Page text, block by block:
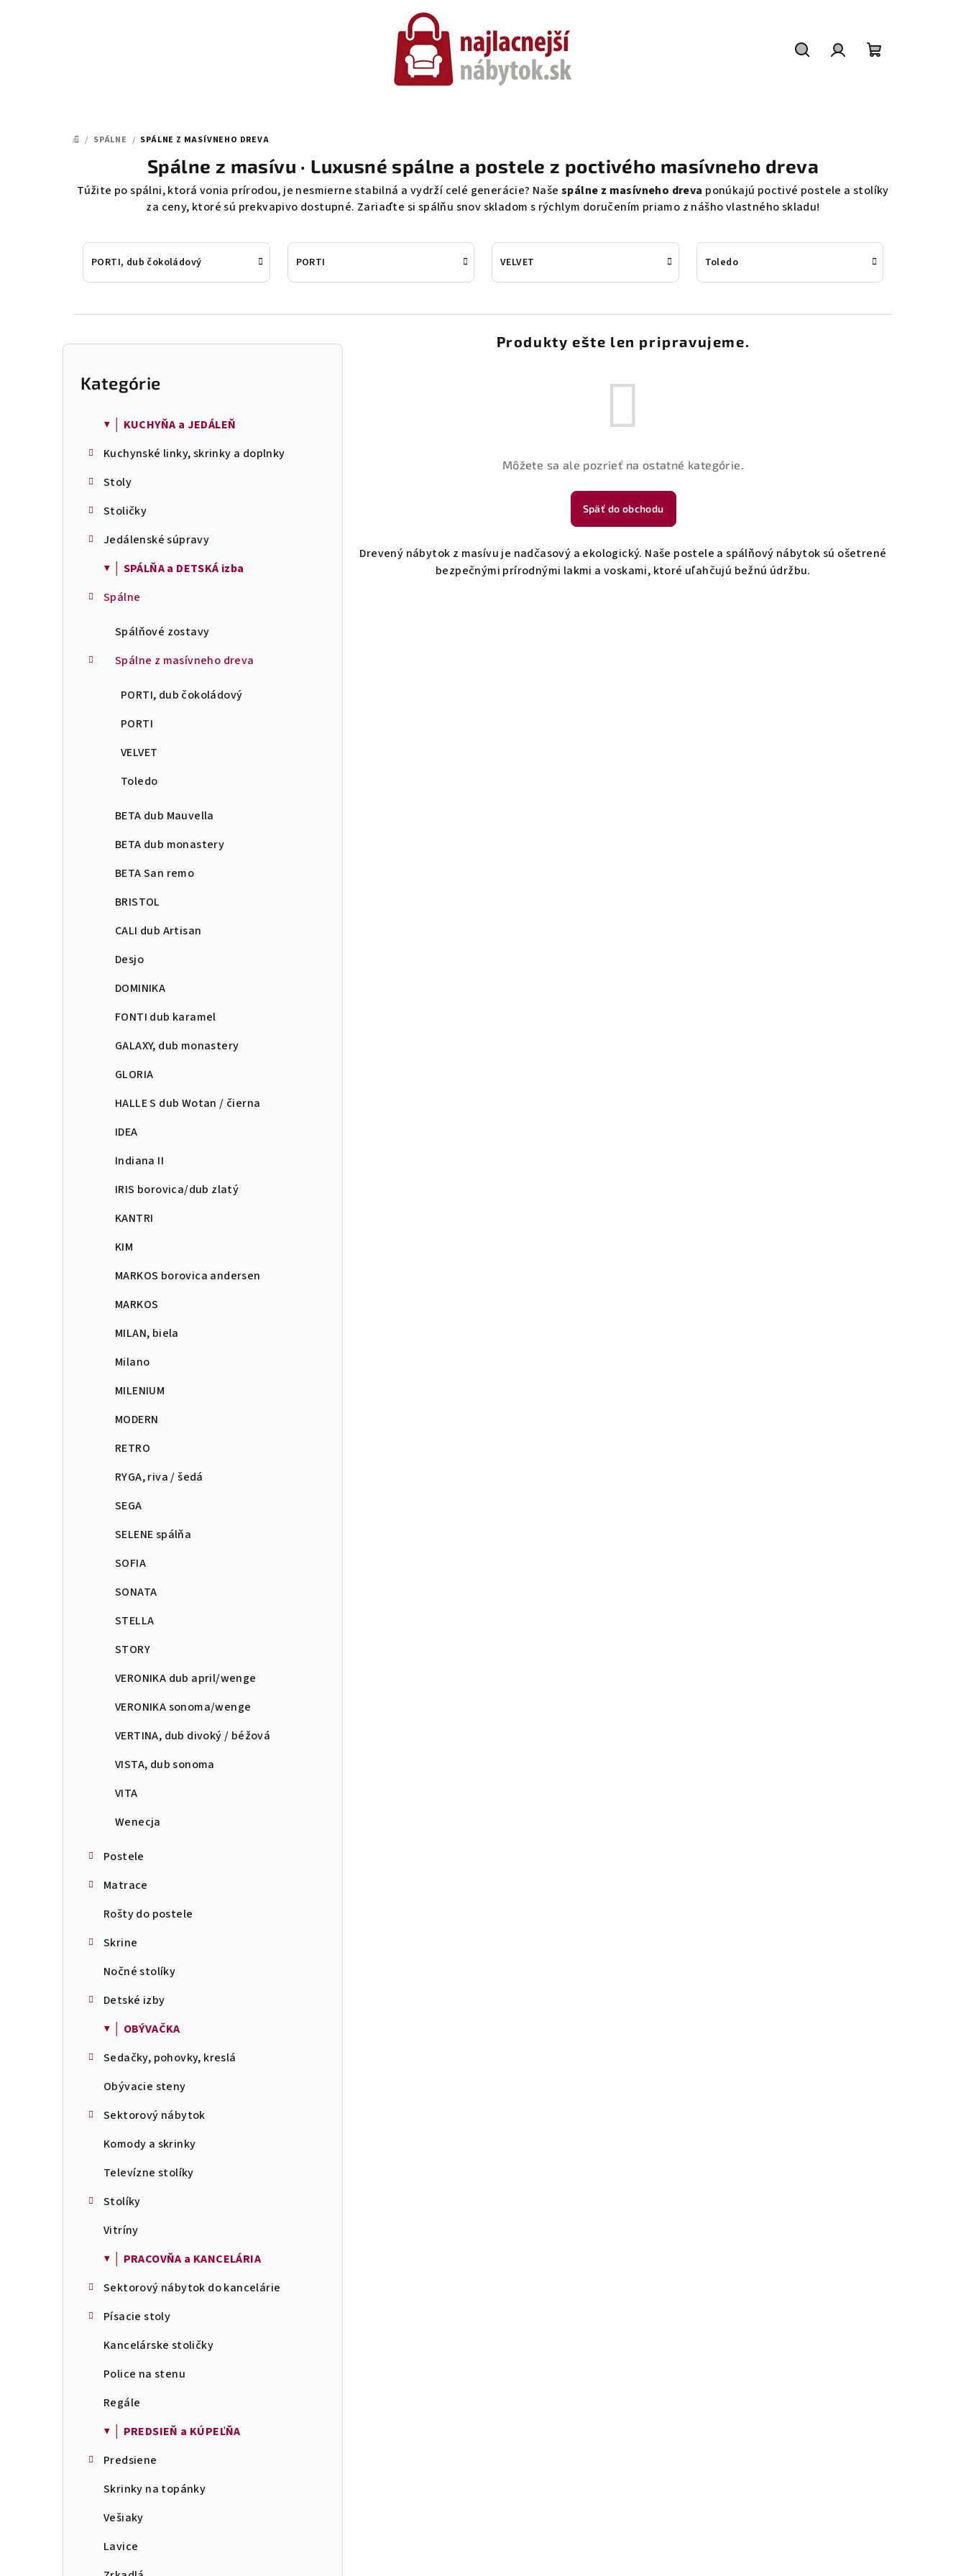
DOMOV
/ SPÁLNE / SPÁLNE Z MASÍVNEHO DREVA
Spálne z masívu · Luxusné spálne a postele z poctivého masívneho dreva
Túžite po spálni, ktorá vonia prírodou, je nesmierne stabilná a vydrží celé generácie? Našespálne z masívneho dreva ponúkajú poctivé postele a stolíky
za ceny, ktoré sú prekvapivo dostupné. Zariaďte si spálňu snov skladom s rýchlym doručením priamo z nášho vlastného skladu!
PORTI, dub čokoládový PORTI VELVET Toledo
B
Preskočiť
kategórie
Kategórie
▼ │ KUCHYŇA a JEDÁLEŇ
Kuchynské linky, skrinky a doplnky
Stoly
Stoličky
Jedálenské súpravy
▼ │ SPÁLŇA a DETSKÁ izba
Spálne
Spálňové zostavy
Spálne z masívneho dreva
PORTI, dub čokoládový
PORTI
VELVET
Toledo
BETA dub Mauvella
BETA dub monastery
BETA San remo
BRISTOL
CALI dub Artisan
Desjo
DOMINIKA
FONTI dub karamel
GALAXY, dub monastery
GLORIA
HALLE S dub Wotan / čierna
IDEA
Indiana II
IRIS borovica/dub zlatý
KANTRI
KIM
MARKOS borovica andersen
MARKOS
MILAN, biela
Milano
MILENIUM
MODERN
RETRO
RYGA, riva / šedá
SEGA
SELENE spálňa
SOFIA
SONATA
STELLA
STORY
VERONIKA dub april/wenge
VERONIKA sonoma/wenge
VERTINA, dub divoký / béžová
VISTA, dub sonoma
VITA
Wenecja
Postele
Matrace
Rošty do postele
Skrine
Nočné stolíky
Detské izby
▼ │ OBÝVAČKA
Sedačky, pohovky, kreslá
Obývacie steny
Sektorový nábytok
Komody a skrinky
Televízne stolíky
Stolíky
Vitríny
▼ │ PRACOVŇA a KANCELÁRIA
Sektorový nábytok do kancelárie
Písacie stoly
Kancelárske stoličky
Police na stenu
Regále
▼ │ PREDSIEŇ a KÚPEĽŇA
Predsiene
Skrinky na topánky
Vešiaky
Lavice
Produkty ešte len pripravujeme.
Môžete sa ale pozrieť na ostatné kategórie.
Späť do obchodu
Drevený nábytok z masívu je nadčasový a ekologický. Naše postele a spálňový nábytok sú ošetrené
bezpečnými prírodnými lakmi a voskami, ktoré uľahčujú bežnú údržbu.